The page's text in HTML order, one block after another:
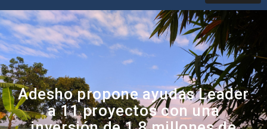
Adesho propone ayudas Leader
a 11 proyectos con una